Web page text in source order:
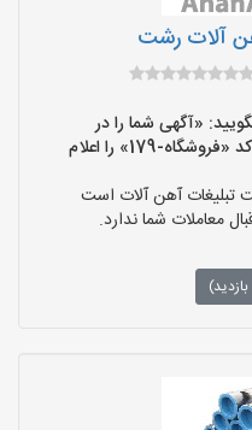
آلات رشت
«آگهی شما را در
سایت «آهن آلاتی ها» دیده ام و کد «فروشگاه-179» را اعلام
تبلیغات آهن آلات است
معاملات شما ندارد.